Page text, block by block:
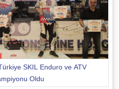
SKIL Enduro ve ATV
Oldu